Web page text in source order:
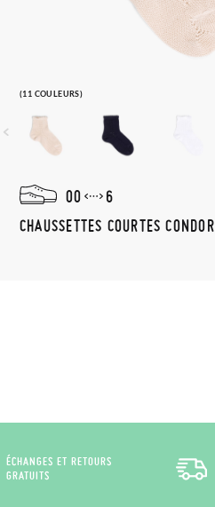
(11 COULEURS)
00
6
CHAUSSETTES COURTES CONDOR
ÉCHANGES ET RETOURS
GRATUITS